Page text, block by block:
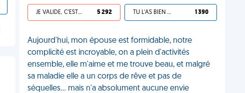
JE VALIDE, C'EST UNE VDM 5 292 TU L'AS BIEN MÉRITÉ 1 390
Aujourd'hui, mon épouse est formidable, notre
complicité est incroyable, on a plein d'activités
ensemble, elle m'aime et me trouve beau, et malgré
sa maladie elle a un corps de rêve et pas de
séquelles... mais n'a absolument aucune envie